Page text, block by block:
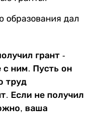
образования дал
грант -
с ним. Пусть он
труд
Если не получил
ваша